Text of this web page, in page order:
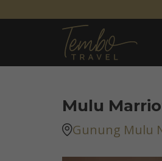
Mulu
Gunung Mulu